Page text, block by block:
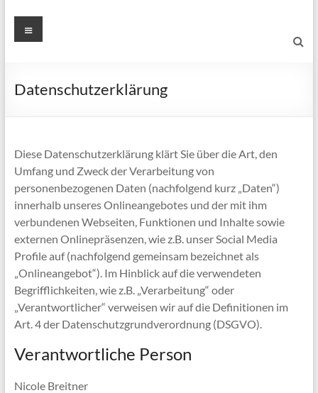
Menü
Datenschutzerklärung
Diese Datenschutzerklärung klärt Sie über die Art, den
Umfang und Zweck der Verarbeitung von
personenbezogenen Daten (nachfolgend kurz „Daten“)
innerhalb unseres Onlineangebotes und der mit ihm
verbundenen Webseiten, Funktionen und Inhalte sowie
externen Onlinepräsenzen, wie z.B. unser Social Media
Profile auf (nachfolgend gemeinsam bezeichnet als
„Onlineangebot“). Im Hinblick auf die verwendeten
Begrifflichkeiten, wie z.B. „Verarbeitung“ oder
„Verantwortlicher“ verweisen wir auf die Definitionen im
Art. 4 der Datenschutzgrundverordnung (DSGVO).
Verantwortliche Person
Nicole Breitner